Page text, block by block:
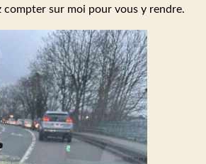
compter sur moi pour vous y rendre.